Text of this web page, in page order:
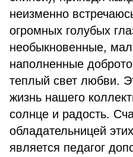
неизменно
огромных голубых
необыкновенные,
наполненные
теплый свет любви.
жизнь нашего
солнце и радость.
обладательницей
является педагог